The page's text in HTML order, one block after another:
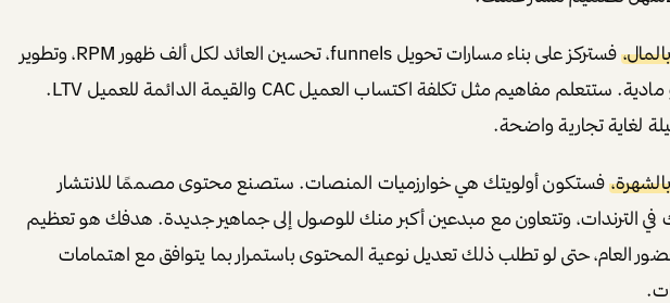
فستركز على بناء مسارات تحويل funnels، تحسين العائد لكل ألف ظهور RPM، وتطوير
منتجات رقمية أو مادية. ستتعلم مفاهيم مثل تكلفة اكتساب العميل CAC والقيمة الدائمة للعميل LTV.
لغاية تجارية واضحة.
فستكون أولويتك هي خوارزميات المنصات. ستصنع محتوى مصممًا للانتشار
في الترندات، وتتعاون مع مبدعين أكبر منك للوصول إلى جماهير جديدة. هدفك هو تعظيم
العام، حتى لو تطلب ذلك تعديل نوعية المحتوى باستمرار بما يتوافق مع اهتمامات